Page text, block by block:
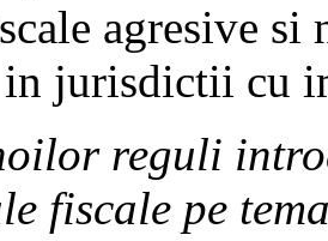
agresive si
jurisdictii cu
reguli
fiscale pe